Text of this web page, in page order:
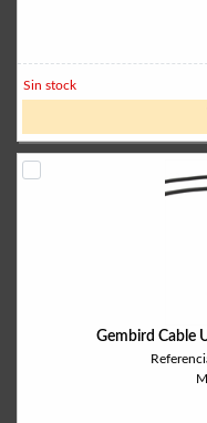
Sin stock
Gembird Cable